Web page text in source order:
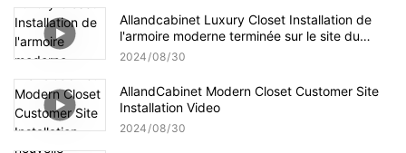
Allandcabinet Luxury Closet Installation de
l'armoire moderne terminée sur le site du
client
2024 08 30
AllandCabinet Modern Closet Customer Site
Installation Video
2024 08 30